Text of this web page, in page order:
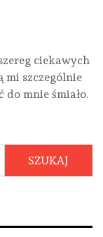
ciekawych
mi szczególnie
do mnie śmiało.